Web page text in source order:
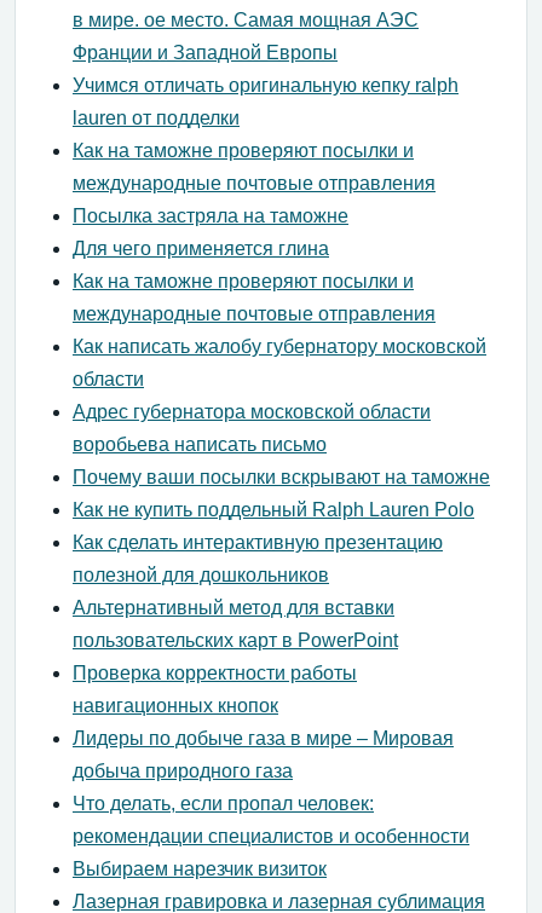
в мире. ое место. Самая мощная АЭС
Франции и Западной Европы
Учимся отличать оригинальную кепку ralph
lauren от подделки
Как на таможне проверяют посылки и
международные почтовые отправления
Посылка застряла на таможне
Для чего применяется глина
Как на таможне проверяют посылки и
международные почтовые отправления
Как написать жалобу губернатору московской
области
Адрес губернатора московской области
воробьева написать письмо
Почему ваши посылки вскрывают на таможне
Как не купить поддельный Ralph Lauren Polo
Как сделать интерактивную презентацию
полезной для дошкольников
Альтернативный метод для вставки
пользовательских карт в PowerPoint
Проверка корректности работы
навигационных кнопок
Лидеры по добыче газа в мире – Мировая
добыча природного газа
Что делать, если пропал человек:
рекомендации специалистов и особенности
Выбираем нарезчик визиток
Лазерная гравировка и лазерная сублимация